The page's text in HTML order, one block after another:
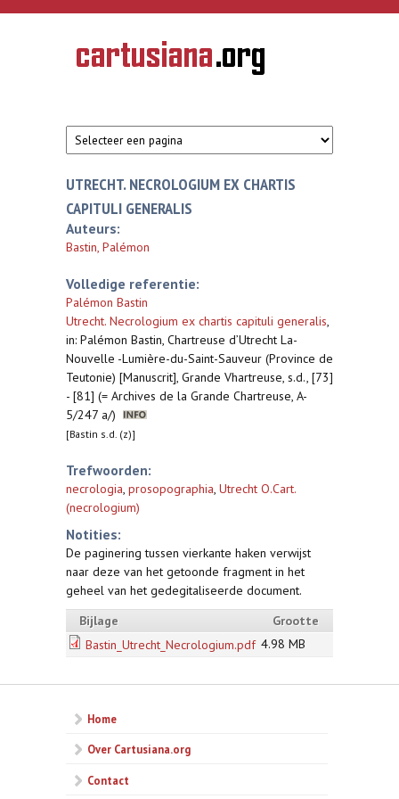
Overslaan en naar de inhoud gaan
CARTUSIANA
Geschiedenis
van de
UTRECHT. NECROLOGIUM EX CHARTIS
CAPITULI GENERALIS
Auteurs:
Bastin, Palémon
Volledige referentie:
Palémon Bastin
Utrecht. Necrologium ex chartis capituli generalis,
in: Palémon Bastin, Chartreuse d’Utrecht La-
Nouvelle -Lumière-du-Saint-Sauveur (Province de
Teutonie) [Manuscrit], Grande Vhartreuse, s.d., [73]
- [81] (= Archives de la Grande Chartreuse, A-
5/247 a/)
[Bastin s.d. (z)]
Trefwoorden:
necrologia, prosopographia, Utrecht O.Cart.
(necrologium)
Notities:
De paginering tussen vierkante haken verwijst
naar deze van het getoonde fragment in het
geheel van het gedegitaliseerde document.
Bijlage
Grootte
Bastin_Utrecht_Necrologium.pdf 4.98 MB
Home
Over Cartusiana.org
Contact